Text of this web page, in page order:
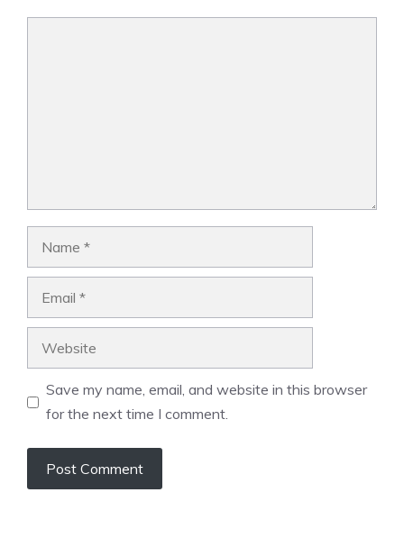
Save my name, email, and website in this browser
for the next time I comment.